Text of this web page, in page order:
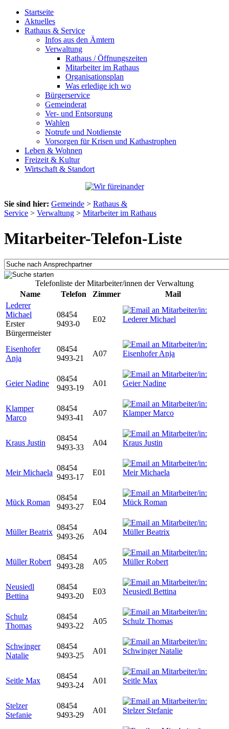
Startseite
Aktuelles
Rathaus & Service
Infos aus den Ämtern
Verwaltung
Rathaus / Öffnungszeiten
Mitarbeiter im Rathaus
Organisationsplan
Was erledige ich wo
Bürgerservice
Gemeinderat
Ver- und Entsorgung
Wahlen
Notrufe und Notdienste
Vorsorgen für Krisen und Kathastrophen
Leben & Wohnen
Freizeit & Kultur
Wirtschaft & Standort
Sie sind hier: Gemeinde > Rathaus &
Service > Verwaltung > Mitarbeiter im Rathaus
Mitarbeiter-Telefon-Liste
Telefonliste der Mitarbeiter/innen der Verwaltung
Name
Telefon Zimmer
Mail
Lederer
Michael
Erster
Bürgermeister
08454
9493-0
E02
Eisenhofer
Anja
08454
9493-21
A07
Geier Nadine
08454
9493-19
A01
Klamper
Marco
08454
9493-41
A07
Kraus Justin
08454
9493-33
A04
Meir Michaela
08454
9493-17
E01
Mück Roman
08454
9493-27
E04
Müller Beatrix
08454
9493-26
A04
Müller Robert
08454
9493-28
A05
Neusiedl
Bettina
08454
9493-20
E03
Schulz
Thomas
08454
9493-22
A05
Schwinger
Natalie
08454
9493-25
A01
Seitle Max
08454
9493-24
A01
Stelzer
Stefanie
08454
9493-29
A01